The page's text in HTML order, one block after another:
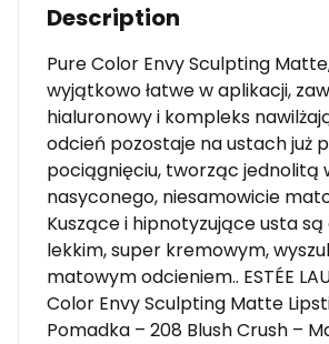
Description
Pure Color Envy Sculpting
wyjątkowo łatwe w aplikacji,
hialuronowy i kompleks
odcień pozostaje na ustach już
pociągnięciu, tworząc jednolitą
nasyconego, niesamowicie
Kuszące i hipnotyzujące usta
lekkim, super kremowym,
matowym odcieniem.. ESTÉE
Color Envy Sculpting Matte
Pomadka – 208 Blush Crush –